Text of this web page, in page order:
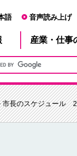
語 音声読み上げ
産業・仕事
長のスケジュール